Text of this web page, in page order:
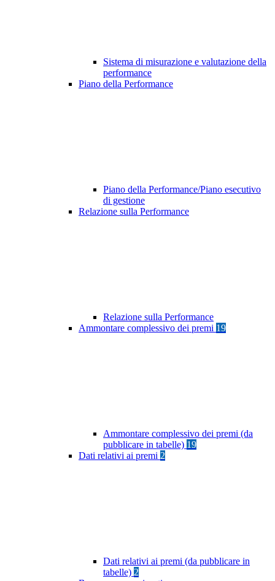
Sistema di misurazione e valutazione della
performance
Piano della Performance
Piano della Performance/Piano esecutivo
di gestione
Relazione sulla Performance
Relazione sulla Performance
Ammontare complessivo dei premi 19
Ammontare complessivo dei premi (da
pubblicare in tabelle) 19
Dati relativi ai premi 2
Dati relativi ai premi (da pubblicare in
tabelle) 2